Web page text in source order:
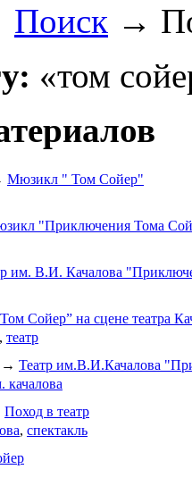
Поиск →
«том
Мюзикл " Том Сойер"
"Приключения Тома
им. В.И. Качалова
Сойер” на сцене театра
, театр
→ Театр им.В.И.Качалова
качалова
Поход в театр
, спектакль